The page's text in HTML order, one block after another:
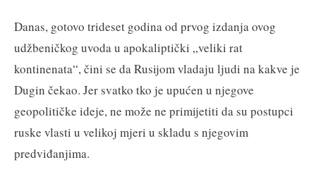
Danas, gotovo trideset godina od prvog izdanja ovog
udžbeničkog uvoda u apokaliptički „veliki rat
kontinenata“, čini se da Rusijom vladaju ljudi na kakve je
Dugin čekao. Jer svatko tko je upućen u njegove
geopolitičke ideje, ne može ne primijetiti da su postupci
ruske vlasti u velikoj mjeri u skladu s njegovim
predviđanjima.